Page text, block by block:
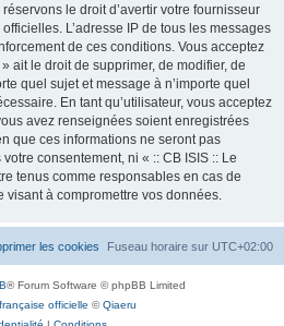
le droit d’avertir votre fournisseur
L’adresse IP de tous les messages
de ces conditions. Vous acceptez
ait le droit de supprimer, de modifier, de
quel sujet et message à n’importe quel
En tant qu’utilisateur, vous acceptez
avez renseignées soient enregistrées
que ces informations ne seront pas
consentement, ni « :: CB ISIS :: Le
tenus comme responsables en cas de
à compromettre vos données.
Fuseau horaire sur UTC+02:00
les cookies
® Forum Software © phpBB Limited
officielle ©Qiaeru